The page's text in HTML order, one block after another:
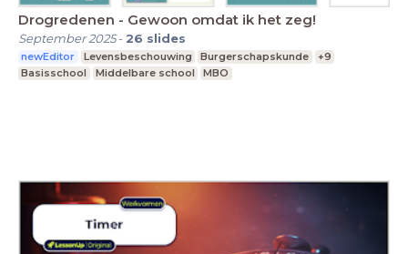
Drogredenen - Gewoon omdat ik het zeg!
September 2025- 26 slides
newEditor Levensbeschouwing Burgerschapskunde
+9
Basisschool
Middelbare school MBO